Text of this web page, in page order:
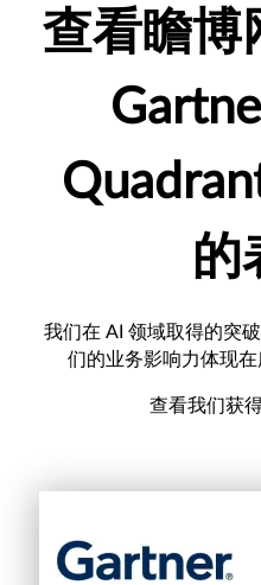
查看瞻博
的
我们在 AI 领域取得的突
们的业务影响力体现在
查看我们获